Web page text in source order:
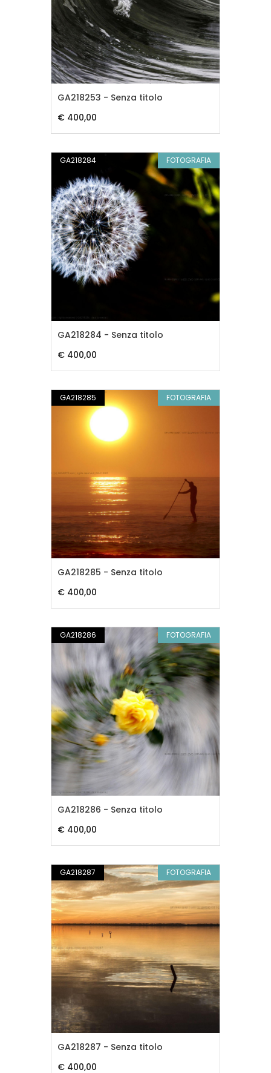
GA218253 - Senza titolo
€ 400,00
GA218284 FOTOGRAFIA
GA218284 - Senza titolo
€ 400,00
GA218285 FOTOGRAFIA
GA218285 - Senza titolo
€ 400,00
GA218286 FOTOGRAFIA
GA218286 - Senza titolo
€ 400,00
GA218287 FOTOGRAFIA
GA218287 - Senza titolo
€ 400,00